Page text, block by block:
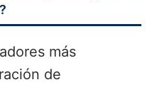
más
de